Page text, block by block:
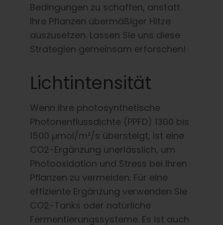
Bedingungen zu schaffen, anstatt
Ihre Pflanzen übermäßiger Hitze
auszusetzen. Lassen Sie uns diese
Strategien gemeinsam erforschen!
Lichtintensität
Wenn Ihre photosynthetische
Photonenflussdichte (PPFD) 1300 bis
1500 µmol/m²/s übersteigt, ist eine
CO2-Ergänzung unerlässlich, um
Photooxidation und Stress bei Ihren
Pflanzen zu vermeiden. Für eine
effiziente Ergänzung verwenden Sie
CO2-Tanks oder natürliche
Fermentierungssysteme. Es ist auch